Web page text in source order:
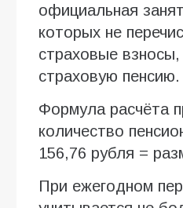
официальная
которых не
страховые
страховую пенсию.
Формула расчёта
количество
156,76 рубля =
При ежегодном